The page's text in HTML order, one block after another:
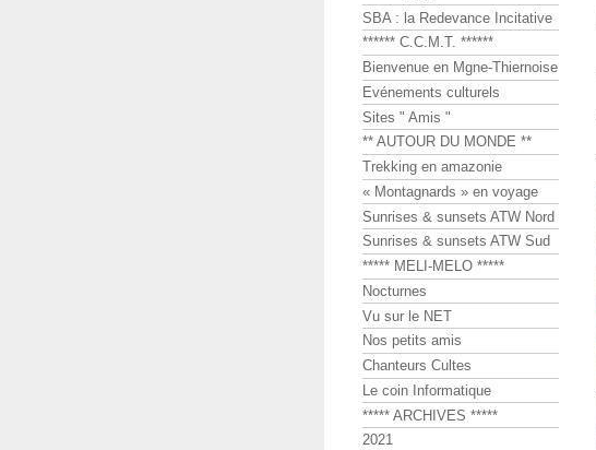
SBA : la Redevance Incitative
****** C.C.M.T. ******
Bienvenue en Mgne-Thiernoise
Evénements culturels
Sites " Amis "
** AUTOUR DU MONDE **
Trekking en amazonie
« Montagnards » en voyage
Sunrises & sunsets ATW Nord
Sunrises & sunsets ATW Sud
***** MELI-MELO *****
Nocturnes
Vu sur le NET
Nos petits amis
Chanteurs Cultes
Le coin Informatique
***** ARCHIVES *****
2021